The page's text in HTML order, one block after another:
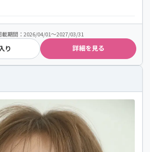
載期間：2026/04/01～2027/03/31
り 詳細を見る